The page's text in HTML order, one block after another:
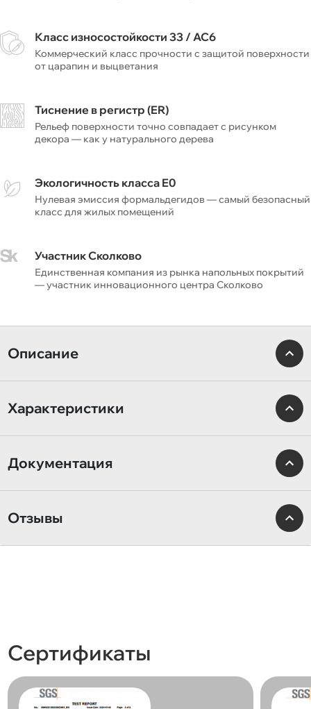
Класс износостойкости 33 / AC6
Коммерческий класс прочности с защитой поверхности
от царапин и выцветания
Тиснение в регистр (ER)
Рельеф поверхности точно совпадает с рисунком
декора — как у натурального дерева
Экологичность класса E0
Нулевая эмиссия формальдегидов — самый безопасный
класс для жилых помещений
Участник Сколково
Единственная компания из рынка напольных покрытий
— участник инновационного центра Сколково
Описание
Характеристики
Документация
Отзывы
Сертификаты